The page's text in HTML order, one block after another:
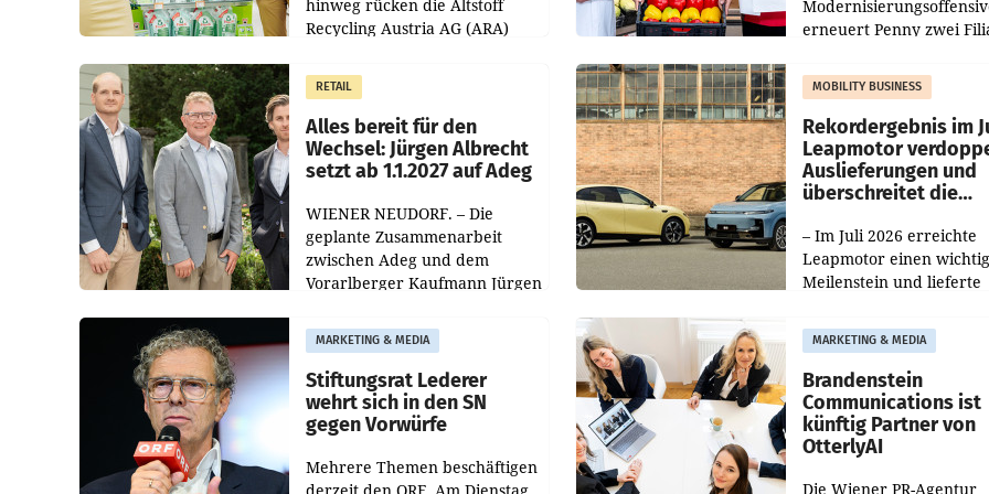
hinweg rücken die Altstoff
Recycling Austria AG (ARA)
Müller die Initiative „Kreislauf-
Helden“ in allen
österreichischen Müller-Filialen
erneuert Penny zwei
Die beiden Standorte
Haag sowie im rund
RETAIL
Alles bereit für den
Wechsel: Jürgen Albrecht
setzt ab 1.1.2027 auf Adeg
WIENER NEUDORF. – Die
geplante Zusammenarbeit
zwischen Adeg und dem
Vorarlberger Kaufmann Jürgen
freigegeben: Die
Bundeswettbewerbsbehörde
und der Bundeskartellanwalt
MOBILITY BUSINESS
Rekordergebnis im
Leapmotor
Auslieferungen und
überschreitet die
– Im Juli 2026 erreichte
Leapmotor einen
Meilenstein und lieferte
aus, womit sich das
gegenüber Juli 2025
verdoppelte (+102
MARKETING & MEDIA
Stiftungsrat Lederer
wehrt sich in den SN
gegen Vorwürfe
Mehrere Themen beschäftigen
MARKETING & MEDIA
Brandenstein
Communications ist
künftig Partner von
OtterlyAI
Die Wiener PR-Agentur